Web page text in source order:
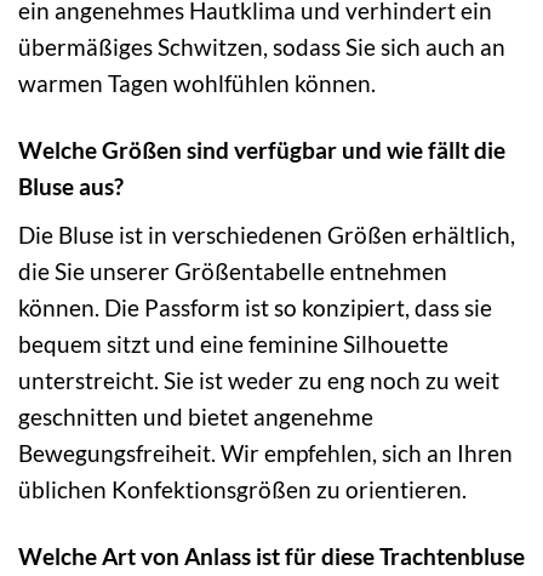
ein angenehmes Hautklima und verhindert ein
übermäßiges Schwitzen, sodass Sie sich auch an
warmen Tagen wohlfühlen können.
Welche Größen sind verfügbar und wie fällt die
Bluse aus?
Die Bluse ist in verschiedenen Größen erhältlich,
die Sie unserer Größentabelle entnehmen
können. Die Passform ist so konzipiert, dass sie
bequem sitzt und eine feminine Silhouette
unterstreicht. Sie ist weder zu eng noch zu weit
geschnitten und bietet angenehme
Bewegungsfreiheit. Wir empfehlen, sich an Ihren
üblichen Konfektionsgrößen zu orientieren.
Welche Art von Anlass ist für diese Trachtenbluse